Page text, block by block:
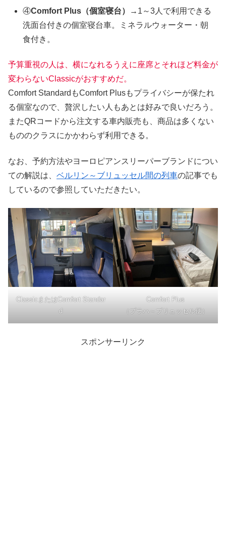
④Comfort Plus（個室寝台）
→1～3人で利用できる
洗面台付きの個室寝台車。ミネラルウォーター・朝
食付き。
予算重視の人は、横になれるうえに座席とそれほど料金が
変わらないClassicがおすすめだ。
Comfort StandardもComfort Plusもプライバシーが保たれ
る個室なので、贅沢したい人もあとは好みで良いだろう。
またQRコードから注文する車内販売も、商品は多くない
もののクラスにかかわらず利用できる。
なお、予約方法やヨーロピアンスリーパーブランドについ
ての解説は、 ベルリン～ブリュッセル間の列車の記事でも
しているので参照していただきたい。
ClassicまたはComfort Standar
d
Comfort Plus
（プラハ～ブリュッセル便）
スポンサーリンク